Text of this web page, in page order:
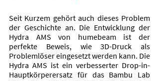
Seit Kurzem gehört auch dieses Problem
der Geschichte an. Die Entwicklung der
Hydra AMS von humebeam ist der
perfekte Beweis, wie 3D-Druck als
Problemlöser eingesetzt werden kann. Die
Hydra AMS ist ein verbesserter Drop-in-
Hauptkörperersatz für das Bambu Lab